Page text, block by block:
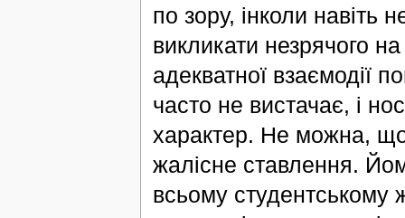
по зору, інколи
викликати незрячого
адекватної взаємодії
часто не вистачає, і
характер. Не можна,
жалісне ставлення.
всьому студентському